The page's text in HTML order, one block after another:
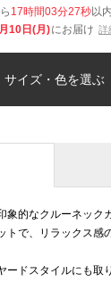
17時間03分26秒以内
10日(月)にお届け 詳
サイズ・色を選ぶ
象的なクルーネック
トで、リラックス感
ードスタイルにも取